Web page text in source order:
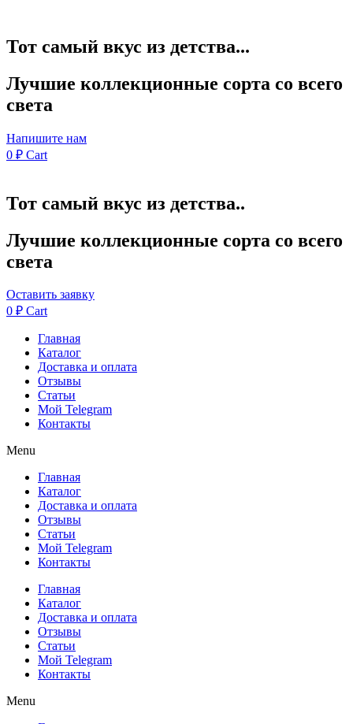
Тот самый вкус из детства...
Лучшие коллекционные сорта со всего
света
Напишите нам
0 ₽ Cart
Тот самый вкус из детства..
Лучшие коллекционные сорта со всего
света
Оставить заявку
0 ₽ Cart
Главная
Каталог
Доставка и оплата
Отзывы
Статьи
Мой Telegram
Контакты
Menu
Главная
Каталог
Доставка и оплата
Отзывы
Статьи
Мой Telegram
Контакты
Главная
Каталог
Доставка и оплата
Отзывы
Статьи
Мой Telegram
Контакты
Menu